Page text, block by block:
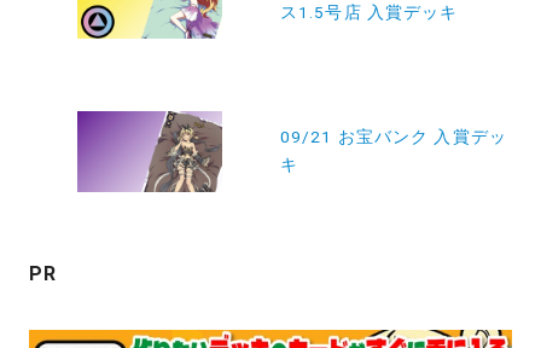
ン
ス1.5号店 入賞デッキ
09/21 お宝バンク 入賞デッ
キ
PR